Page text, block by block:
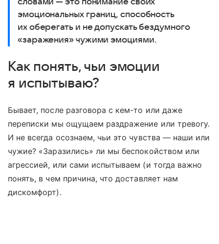
эмоциональных границ, способность
их оберегать и не допускать бездумного
«заражения» чужими эмоциями.
Как понять, чьи эмоции
я испытываю?
Бывает, после разговора с кем-то или даже
переписки мы ощущаем раздражение или тревогу.
И не всегда осознаем, чьи это чувства — наши или
чужие? «Заразились» ли мы беспокойством или
агрессией, или сами испытываем (и тогда важно
понять, в чем причина, что доставляет нам
дискомфорт).